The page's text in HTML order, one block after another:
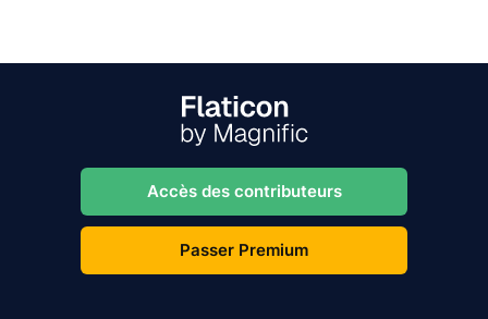
Accès des contributeurs
Passer Premium